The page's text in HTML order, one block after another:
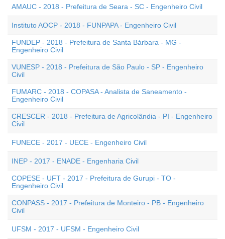
AMAUC - 2018 - Prefeitura de Seara - SC - Engenheiro Civil
Instituto AOCP - 2018 - FUNPAPA - Engenheiro Civil
FUNDEP - 2018 - Prefeitura de Santa Bárbara - MG -
Engenheiro Civil
VUNESP - 2018 - Prefeitura de São Paulo - SP - Engenheiro
Civil
FUMARC - 2018 - COPASA - Analista de Saneamento -
Engenheiro Civil
CRESCER - 2018 - Prefeitura de Agricolândia - PI - Engenheiro
Civil
FUNECE - 2017 - UECE - Engenheiro Civil
INEP - 2017 - ENADE - Engenharia Civil
COPESE - UFT - 2017 - Prefeitura de Gurupi - TO -
Engenheiro Civil
CONPASS - 2017 - Prefeitura de Monteiro - PB - Engenheiro
Civil
UFSM - 2017 - UFSM - Engenheiro Civil